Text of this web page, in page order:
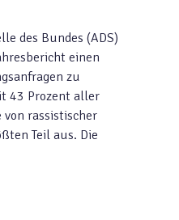
des Bundes (ADS)
einen
zu
43 Prozent aller
rassistischer
Teil aus. Die